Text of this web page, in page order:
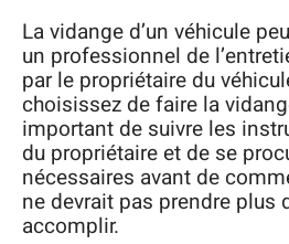
La vidange d’un véhicule
un professionnel de
par le propriétaire du
choisissez de faire la
important de suivre les
du propriétaire et de se
nécessaires avant de
ne devrait pas prendre plus
accomplir.